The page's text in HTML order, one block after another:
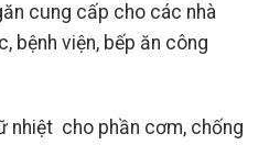
cung cấp cho các nhà
bệnh viện, bếp ăn công
nhiệt cho phần cơm, chống